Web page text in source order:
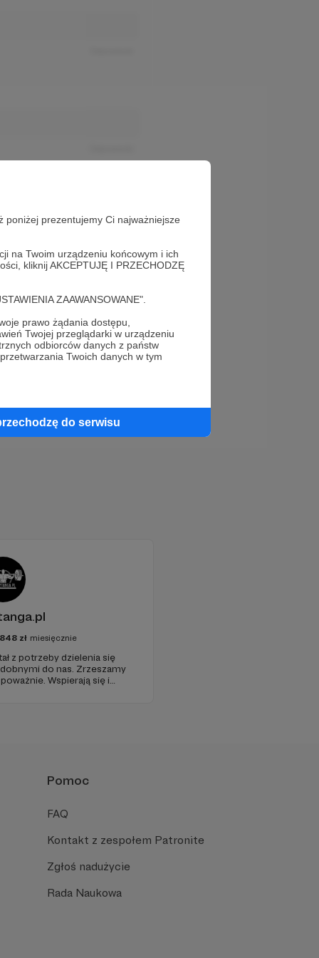
poniżej prezentujemy Ci najważniejsze
na Twoim urządzeniu końcowym i ich
kliknij AKCEPTUJĘ I PRZECHODZĘ
ZAAWANSOWANE".
prawo żądania dostępu,
Twojej przeglądarki w urządzeniu
odbiorców danych z państw
Twoich danych w tym
do serwisu
zł miesięcznie
z potrzeby dzielenia się
do nas. Zrzeszamy
Wspierają się i
Pomoc
FAQ
Kontakt z zespołem Patronite
Zgłoś nadużycie
Rada Naukowa